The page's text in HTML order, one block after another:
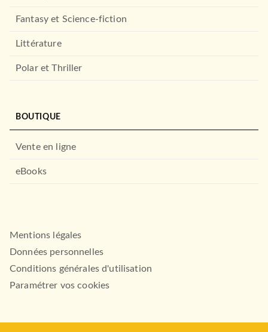
LAROUSSE
Guy de Maupassant
Fantasy et Science-fiction
Littérature
Polar et Thriller
BOUTIQUE
Vente en ligne
eBooks
Mentions légales
Données personnelles
Conditions générales d'utilisation
Paramétrer vos cookies